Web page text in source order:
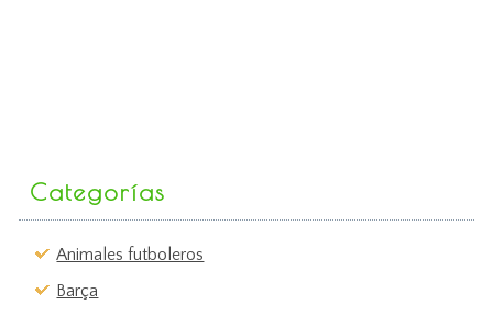
Categorías
Animales futboleros
Barça